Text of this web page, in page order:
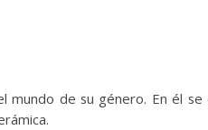
mundo de su género. En él